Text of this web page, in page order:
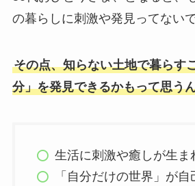
の暮らしに刺激や発見ってないで
その点、知らない土地で暮らす
分」を発見できるかもって思う
生活に刺激や癒しが生ま
「自分だけの世界」が